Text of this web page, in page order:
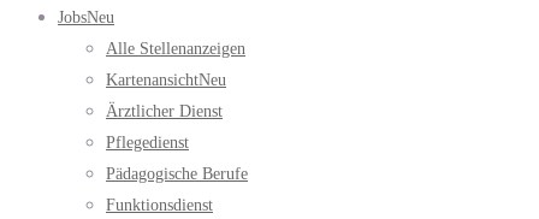
JobsNeu
Alle Stellenanzeigen
KartenansichtNeu
Ärztlicher Dienst
Pflegedienst
Pädagogische Berufe
Funktionsdienst